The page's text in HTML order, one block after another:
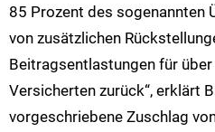
85 Prozent des sogenannten
von zusätzlichen
Beitragsentlastungen für
Versicherten zurück“, erklärt
vorgeschriebene Zuschlag